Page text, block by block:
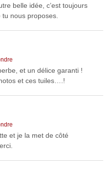
belle idée, c’est toujours
nous proposes.
et un délice garanti !
et ces tuiles….!
et je la met de côté